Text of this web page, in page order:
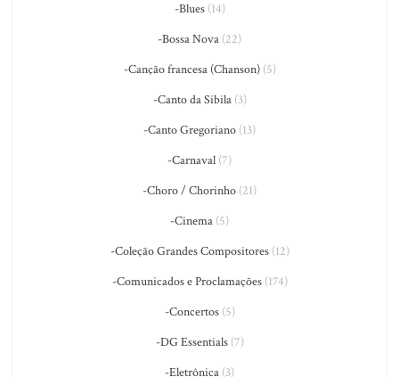
-Blues(14)
-Bossa Nova (22)
-Canção francesa (Chanson)(5)
-Canto da Sibila(3)
-Canto Gregoriano (13)
-Carnaval (7)
-Choro / Chorinho (21)
-Cinema (5)
-Coleção Grandes Compositores(12)
-Comunicados e Proclamações(174)
-Concertos(5)
-DG Essentials(7)
-Eletrônica (3)